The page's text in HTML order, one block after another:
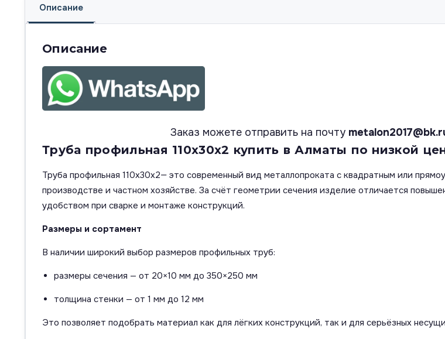
Описание
Описание
Заказ можете отправить на почту
Труба профильная 110х30х2 купить в Алматы по низкой
Труба профильная 110х30х2— это современный вид металлопроката с квадратным или
производстве и частном хозяйстве. За счёт геометрии сечения изделие отличается
удобством при сварке и монтаже конструкций.
Размеры и сортамент
В наличии широкий выбор размеров профильных труб:
размеры сечения — от 20×10 мм до 350×250 мм
толщина стенки — от 1 мм до 12 мм
Это позволяет подобрать материал как для лёгких конструкций, так и для серьёзных